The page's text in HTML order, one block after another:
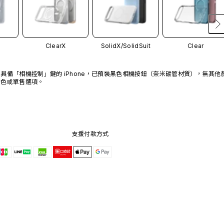
ClearX SolidX/SolidSuit Clear
具備「相機控制」鍵的 iPhone，已預裝黑色相機按鈕（奈米碳管材質），無其他
色或單售選項。
支援付款方式